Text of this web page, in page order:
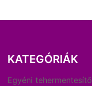
KATEGÓRIÁK
Egyéni tehermentesítő